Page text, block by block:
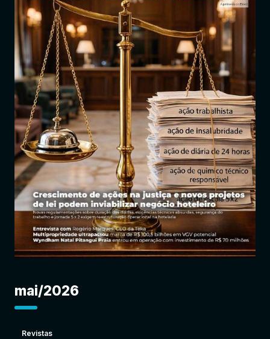
Jornais
Notícias
Entrar
mai/2026
Revistas